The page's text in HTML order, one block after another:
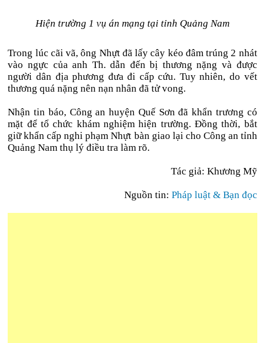
Hiện trường 1 vụ án mạng tại tỉnh Quảng Nam
Trong lúc cãi vã, ông Nhựt đã lấy cây kéo đâm trúng 2 nhát
vào ngực của anh Th. dẫn đến bị thương nặng và được
người dân địa phương đưa đi cấp cứu. Tuy nhiên, do vết
thương quá nặng nên nạn nhân đã tử vong.
Nhận tin báo, Công an huyện Quế Sơn đã khẩn trương có
mặt để tổ chức khám nghiệm hiện trường. Đồng thời, bắt
giữ khẩn cấp nghi phạm Nhựt bàn giao lại cho Công an tỉnh
Quảng Nam thụ lý điều tra làm rõ.
Tác giả: Khương Mỹ
Nguồn tin: Pháp luật & Bạn đọc